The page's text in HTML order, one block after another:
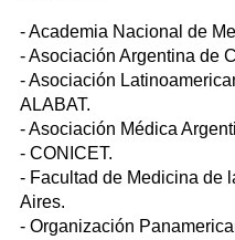
- Academia Nacional de
- Asociación Argentina de
- Asociación
ALABAT.
- Asociación Médica
- CONICET.
- Facultad de Medicina de
Aires.
- Organización